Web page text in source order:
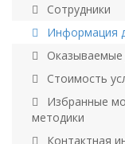
Сотрудники
Информация
Оказываемые
Стоимость
Избранные
методики
Контактная